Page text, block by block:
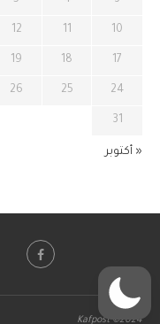
10
11
12
17
18
19
24
25
26
31
« أكتوبر
Kafpost ©2024